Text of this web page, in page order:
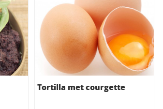
Tortilla met courgette